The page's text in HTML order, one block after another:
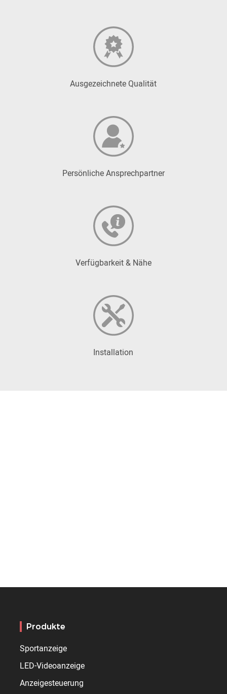
Ausgezeichnete Qualität
Persönliche Ansprechpartner
Verfügbarkeit & Nähe
Installation
Produkte
Sportanzeige
LED-Videoanzeige
Anzeigesteuerung